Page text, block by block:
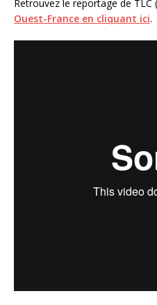
Retrouvez le reportage de TLC
Ouest-France en cliquant ici.